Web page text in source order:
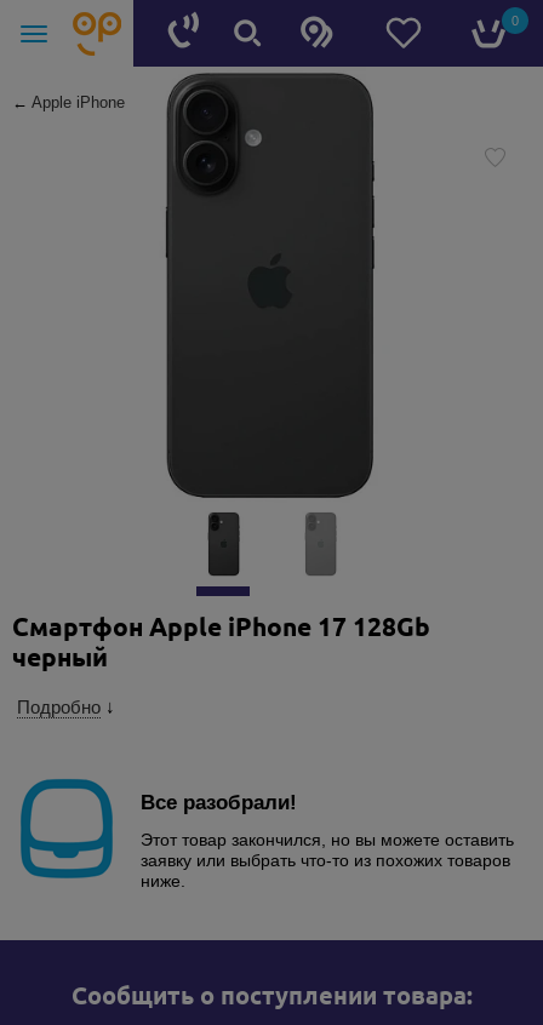
0
← Apple iPhone
Смартфон Apple iPhone 17 128Gb
черный
Подробно ↓
Все разобрали!
Этот товар закончился, но вы можете оставить
заявку или выбрать что-то из похожих товаров
ниже.
Cообщить о поступлении товара: